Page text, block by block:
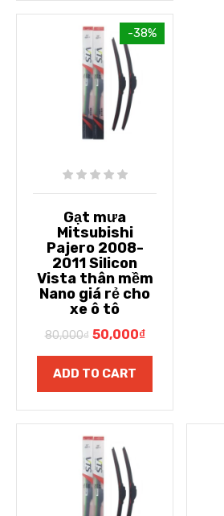
-38%
Gạt mưa
Mitsubishi
Pajero 2008-
2011 Silicon
Vista thân mềm
Nano giá rẻ cho
xe ô tô
80,000₫ 50,000₫
ADD TO CART